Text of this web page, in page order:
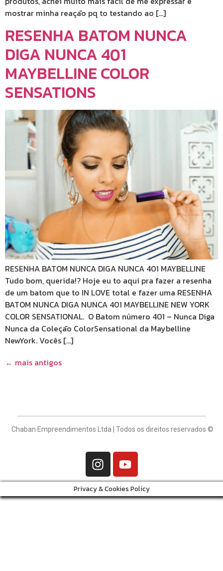
mostrar minha reaçāo pq to testando ao […]
RESENHA BATOM NUNCA
DIGA NUNCA 401
MAYBELLINE COLOR
SENSATIONS
RESENHA BATOM NUNCA DIGA NUNCA 401 MAYBELLINE
Tudo bom, querida!? Hoje eu to aqui pra fazer a resenha
de um batom que to IN LOVE total e fazer uma RESENHA
BATOM NUNCA DIGA NUNCA 401 MAYBELLINE NEW YORK
COLOR SENSATIONAL. O Batom número 401 – Nunca Diga
Nunca da Coleçāo ColorSensational da Maybelline
NewYork. Vocês […]
← mais antigos
Chaban Empreendimentos Ltda | Todos os direitos reservados ©
Privacy & Cookies Policy